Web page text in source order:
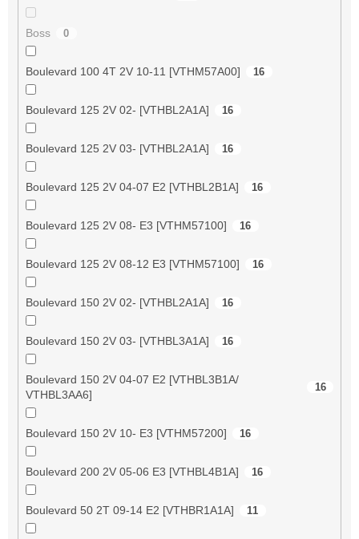
Boss 0
Boulevard 100 4T 2V 10-11 [VTHM57A00] 16
Boulevard 125 2V 02- [VTHBL2A1A] 16
Boulevard 125 2V 03- [VTHBL2A1A] 16
Boulevard 125 2V 04-07 E2 [VTHBL2B1A] 16
Boulevard 125 2V 08- E3 [VTHM57100] 16
Boulevard 125 2V 08-12 E3 [VTHM57100] 16
Boulevard 150 2V 02- [VTHBL2A1A] 16
Boulevard 150 2V 03- [VTHBL3A1A] 16
Boulevard 150 2V 04-07 E2 [VTHBL3B1A/
VTHBL3AA6]
16
Boulevard 150 2V 10- E3 [VTHM57200] 16
Boulevard 200 2V 05-06 E3 [VTHBL4B1A] 16
Boulevard 50 2T 09-14 E2 [VTHBR1A1A] 11